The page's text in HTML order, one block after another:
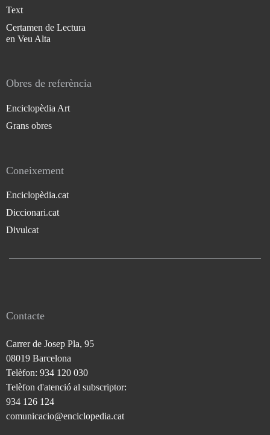
Text
Certamen de Lectura
en Veu Alta
Obres de referència
Enciclopèdia Art
Grans obres
Coneixement
Enciclopèdia.cat
Diccionari.cat
Divulcat
Contacte
Carrer de Josep Pla, 95
08019 Barcelona
Telèfon: 934 120 030
Telèfon d'atenció al subscriptor:
934 126 124
comunicacio@enciclopedia.cat